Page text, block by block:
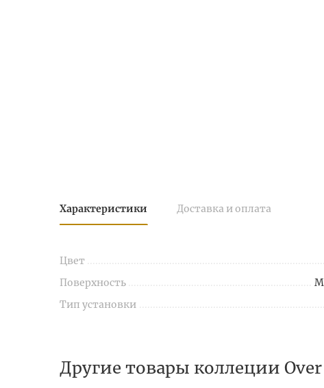
Характеристики Доставка и оплата
Цвет
Поверхность
Тип установки
Другие товары коллеции Over